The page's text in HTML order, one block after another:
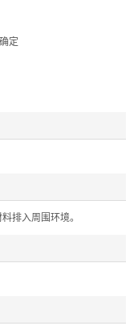
定
排入周围环境。